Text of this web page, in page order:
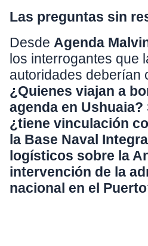
Las preguntas sin
Desde Agenda
los interrogantes que
autoridades deberían
¿Quienes viajan a
agenda en Ushuaia?
¿tiene vinculación
la Base Naval
logísticos sobre la
intervención de la
nacional en el